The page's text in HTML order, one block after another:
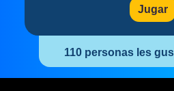
Jugar
110 personas les